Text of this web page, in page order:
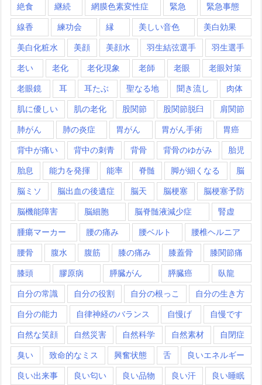
絶食 継続 網膜色素変性症 緊急 緊急事態
線香 練功会 縁 美しい音色 美白効果
美白化粧水 美顔 美顔水 羽生結弦選手 羽生選手
老い 老化 老化現象 老師 老眼 老眼対策
老眼鏡 耳 耳たぶ 聖なる地 聞き流し 肉体
肌に優しい 肌の老化 股関節 股関節脱臼 肩関節
肺がん 肺の炎症 胃がん 胃がん手術 胃癌
背中が痛い 背中の刺青 背骨 背骨のゆがみ 胎児
胎息 能力を発揮 能率 脊髄 脚が細くなる 脳
脳ミソ 脳出血の後遺症 脳天 脳梗塞 脳梗塞予防
脳機能障害 脳細胞 脳脊髄液減少症 腎虚
腫瘍マーカー 腰の痛み 腰ベルト 腰椎ヘルニア
腰骨 腹水 腹筋 膝の痛み 膝蓋骨 膝関節痛
膝頭 膠原病 膵臓がん 膵臓癌 臥龍
自分の常識 自分の役割 自分の根っこ 自分の生き方
自分の能力 自律神経のバランス 自慢げ 自慢です
自然な笑顔 自然災害 自然科学 自然素材 自閉症
臭い 致命的なミス 興奮状態 舌 良いエネルギー
良い出来事 良い匂い 良い品物 良い汗 良い睡眠